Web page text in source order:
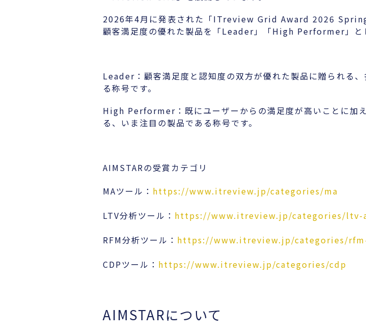
2026年4月に発表された「ITreview Grid Award 2026 Spring
顧客満足度の優れた製品を「Leader」「High Performer」と
Leader：顧客満足度と認知度の双方が優れた製品に贈られる
る称号です。
High Performer：既にユーザーからの満足度が高いことに加
る、いま注目の製品である称号です。
AIMSTARの受賞カテゴリ
MAツール： https://www.itreview.jp/categories/ma
LTV分析ツール： https://www.itreview.jp/categories/ltv-
RFM分析ツール： https://www.itreview.jp/categories/
CDPツール： https://www.itreview.jp/categories/cdp
AIMSTARについて